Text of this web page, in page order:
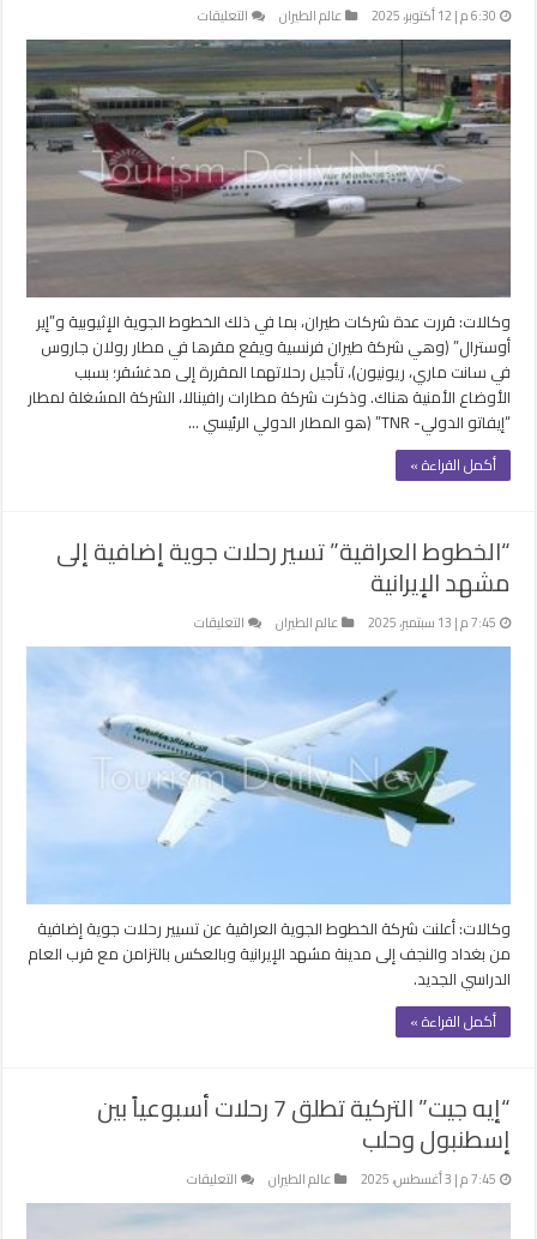
6:30 م | 12 أكتوبر، 2025 عالم الطيران التعليقات
تأجيل
وإلغاء
رحلات
جوية
من
قبل
شركات
طيران
بسبب
فى
مدغشقر
مغلقة
وكالات: قررت عدة شركات طيران، بما في ذلك الخطوط الجوية الإثيوبية و”إير
أوسترال” (وهي شركة طيران فرنسية ويقع مقرها في مطار رولان جاروس
في سانت ماري، ريونيون)، تأجيل رحلاتهما المقررة إلى مدغشقر؛ بسبب
الأوضاع الأمنية هناك. وذكرت شركة مطارات رافينالا، الشركة المشغلة لمطار
“إيفاتو الدولي- TNR” (هو المطار الدولي الرئيسي …
أكمل القراءة »
“الخطوط العراقية” تسير رحلات جوية إضافية إلى
مشهد الإيرانية
7:45 م | 13 سبتمبر، 2025 عالم الطيران التعليقات
“الخطوط
جوية
إضافية
إلى
مشهد
الإيرانية
وكالات: أعلنت شركة الخطوط الجوية العراقية عن تسيير رحلات جوية إضافية
من بغداد والنجف إلى مدينة مشهد الإيرانية وبالعكس بالتزامن مع قرب العام
الدراسي الجديد.
أكمل القراءة »
“إيه جيت” التركية تطلق 7 رحلات أسبوعياً بين
إسطنبول وحلب
7:45 م | 3 أغسطس، 2025 عالم الطيران التعليقات
“إيه
جيت”